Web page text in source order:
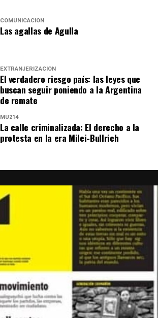
COMUNICACIÓN
Las agallas de Agulla
EXTRANJERIZACIÓN
El verdadero riesgo país: las leyes que
buscan seguir poniendo a la Argentina
de remate
MU214
La calle criminalizada: El derecho a la
protesta en la era Milei-Bullrich